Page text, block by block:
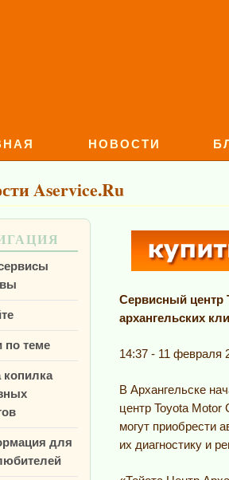
НОВОСТИ
Aservice.Ru
по теме
копилка
для
Сервисный центр
архангельских
14:37 - 11 февраля
В Архангельске
центр Toyota Motor
могут приобрести
их диагностику и